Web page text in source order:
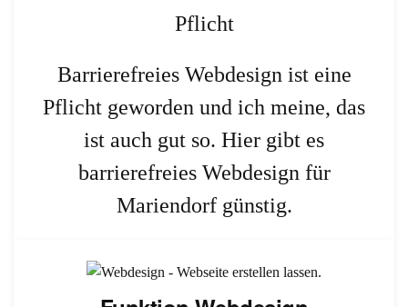
Pflicht
Barrierefreies Webdesign ist eine
Pflicht geworden und ich meine, das
ist auch gut so. Hier gibt es
barrierefreies Webdesign für
Mariendorf günstig.